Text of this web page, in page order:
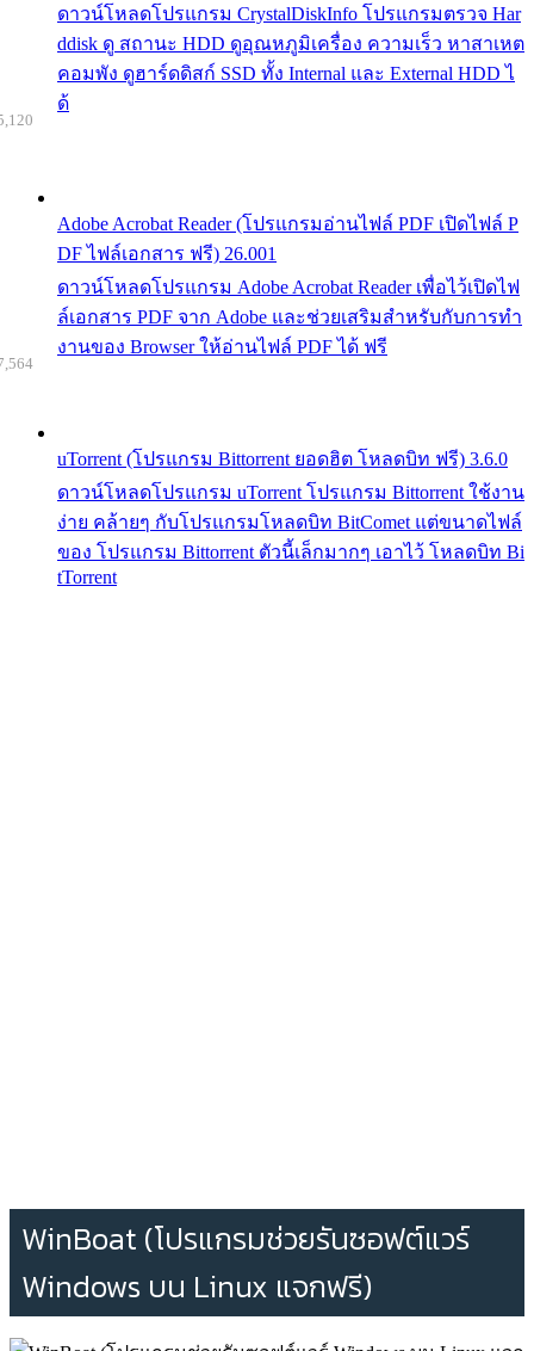
ดาวน์โหลดโปรแกรม CrystalDiskInfo โปรแกรมตรวจ Har
ddisk ดู สถานะ HDD ดูอุณหภูมิเครื่อง ความเร็ว หาสาเหต
คอมพัง ดูฮาร์ดดิสก์ SSD ทั้ง Internal และ External HDD ไ
ด้
Adobe Acrobat Reader (โปรแกรมอ่านไฟล์ PDF เปิดไฟล์ P
DF ไฟล์เอกสาร ฟรี) 26.001
ดาวน์โหลดโปรแกรม Adobe Acrobat Reader เพื่อไว้เปิดไฟ
ล์เอกสาร PDF จาก Adobe และช่วยเสริมสำหรับกับการทำ
งานของ Browser ให้อ่านไฟล์ PDF ได้ ฟรี
uTorrent (โปรแกรม Bittorrent ยอดฮิต โหลดบิท ฟรี) 3.6.0
ดาวน์โหลดโปรแกรม uTorrent โปรแกรม Bittorrent ใช้งาน
ง่าย คล้ายๆ กับโปรแกรมโหลดบิท BitComet แต่ขนาดไฟล์
ของ โปรแกรม Bittorrent ตัวนี้เล็กมากๆ เอาไว้ โหลดบิท Bi
tTorrent
WinBoat (โปรแกรมช่วยรันซอฟต์แวร์
Windows บน Linux แจกฟรี)